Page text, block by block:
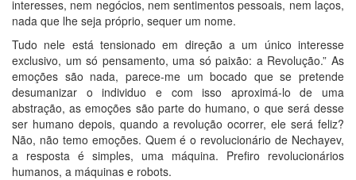
interesses, nem negócios, nem sentimentos pessoais, nem laços,
nada que lhe seja próprio, sequer um nome.
Tudo nele está tensionado em direção a um único interesse
exclusivo, um só pensamento, uma só paixão: a Revolução.” As
emoções são nada, parece-me um bocado que se pretende
desumanizar o individuo e com isso aproximá-lo de uma
abstração, as emoções são parte do humano, o que será desse
ser humano depois, quando a revolução ocorrer, ele será feliz?
Não, não temo emoções. Quem é o revolucionário de Nechayev,
a resposta é simples, uma máquina. Prefiro revolucionários
humanos, a máquinas e robots.